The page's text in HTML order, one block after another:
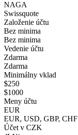
NAGA
Swissquote
Založenie účtu
Bez minima
Bez minima
Vedenie účtu
Zdarma
Zdarma
Minimálny vklad
$250
$1000
Meny účtu
EUR
EUR, USD, GBP, CHF
Účet v CZK